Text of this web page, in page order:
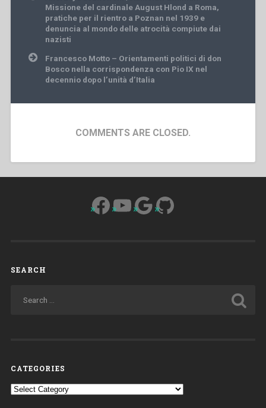
navigation
Missione del cardinale August Hlond a Roma,
pratiche per il rientro a Poznan nel 1939 e
denuncia al mondo delle atrocità compiute dai
nazisti
Francesco Motto – Orientamenti politici di don
Bosco nella corrispondenza con Pio IX nel
decennio dopo l’unità d’Italia
COMMENTS ARE CLOSED.
Facebook
YouTube
Google
GitHub
SEARCH
CATEGORIES
Categories